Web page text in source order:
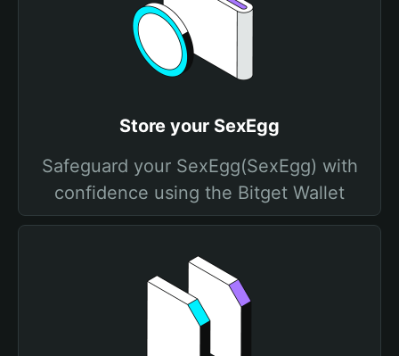
Store your SexEgg
Safeguard your SexEgg(SexEgg) with
confidence using the Bitget Wallet